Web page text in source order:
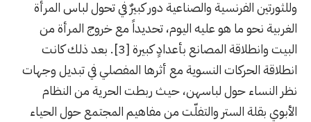
وللثورتين الفرنسية والصناعية دور كبيرٌ في تحول لباس المرأة
الغربية نحو ما هو عليه اليوم، تحديداً مع خروج المرأة من
البيت وانطلاقة المصانع بأعدادٍ كبيرة [3]. بعد ذلك كانت
انطلاقة الحركات النسوية مع أثرها المفصلي في تبديل وجهات
نظر النساء حول لباسهن، حيث ربطت الحرية من النظام
الأبوي بقلة الستر والتفلّت من مفاهيم المجتمع حول الحياء